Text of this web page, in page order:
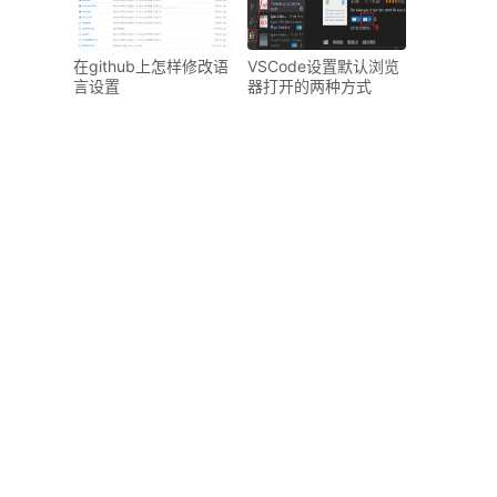
在github上怎样修改语
言设置
VSCode设置默认浏览
器打开的两种方式